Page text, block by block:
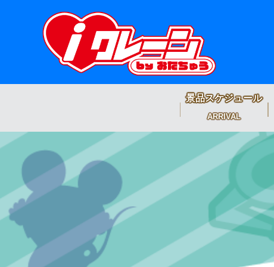
景品スケジュール
ARRIVAL